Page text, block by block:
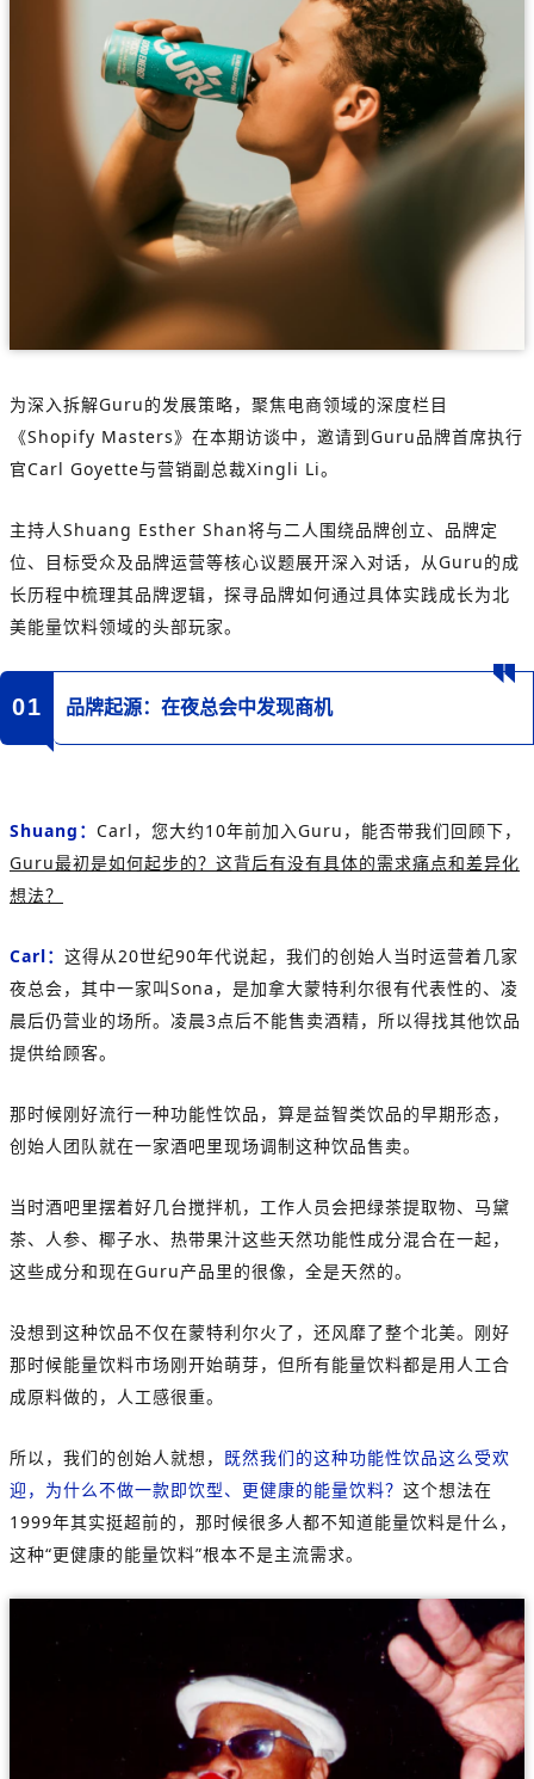
为深入拆解Guru的发展策略，聚焦电商领域的深度栏目
《Shopify Masters》在本期访谈中，邀请到Guru品牌首席执行
官Carl Goyette与营销副总裁Xingli Li。
主持人Shuang Esther Shan将与二人围绕品牌创立、品牌定
位、目标受众及品牌运营等核心议题展开深入对话，从Guru的成
长历程中梳理其品牌逻辑，探寻品牌如何通过具体实践成长为北
美能量饮料领域的头部玩家。
01 品牌起源：在夜总会中发现商机
Shuang： Carl，您大约10年前加入Guru，能否带我们回顾下，
Guru最初是如何起步的？这背后有没有具体的需求痛点和差异化
想法？
Carl： 这得从20世纪90年代说起，我们的创始人当时运营着几家
夜总会，其中一家叫Sona，是加拿大蒙特利尔很有代表性的、凌
晨后仍营业的场所。凌晨3点后不能售卖酒精，所以得找其他饮品
提供给顾客。
那时候刚好流行一种功能性饮品，算是益智类饮品的早期形态，
创始人团队就在一家酒吧里现场调制这种饮品售卖。
当时酒吧里摆着好几台搅拌机，工作人员会把绿茶提取物、马黛
茶、人参、椰子水、热带果汁这些天然功能性成分混合在一起，
这些成分和现在Guru产品里的很像，全是天然的。
没想到这种饮品不仅在蒙特利尔火了，还风靡了整个北美。刚好
那时候能量饮料市场刚开始萌芽，但所有能量饮料都是用人工合
成原料做的，人工感很重。
所以，我们的创始人就想， 既然我们的这种功能性饮品这么受欢
迎，为什么不做一款即饮型、更健康的能量饮料？ 这个想法在
1999年其实挺超前的，那时候很多人都不知道能量饮料是什么，
这种“更健康的能量饮料”根本不是主流需求。